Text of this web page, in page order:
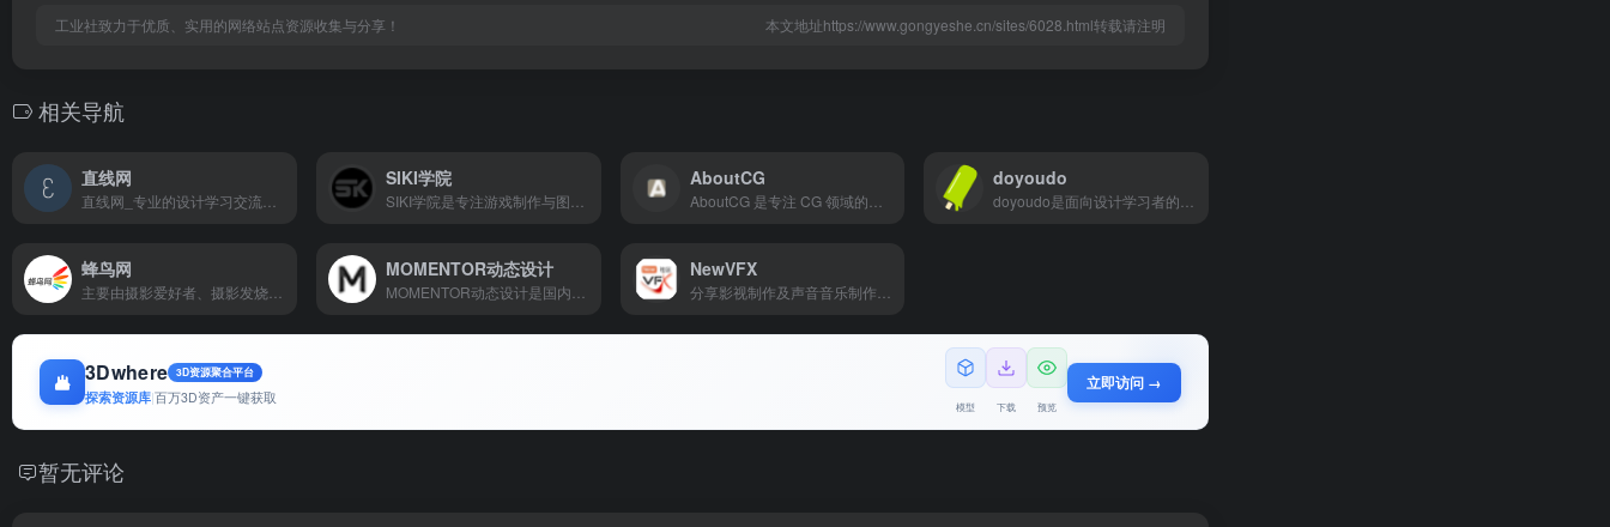
工业社致力于优质、实用的网络站点资源收集与分享！ 本文地址https://www.gongyeshe.cn/sites/6028.html转载请注明
相关导航
直线网 SIKI学院 AboutCG doyoudo
蜂鸟网 MOMENTOR动态设计 NewVFX
3Dwhere 3D资源聚合平台
探索资源库|百万3D资产一键获取 模型 下载 预览
立即访问 →
暂无评论